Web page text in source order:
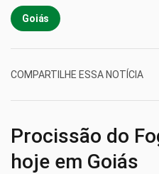
Goiás
COMPARTILHE ESSA NOTÍCIA
Procissão do
hoje em Goiás